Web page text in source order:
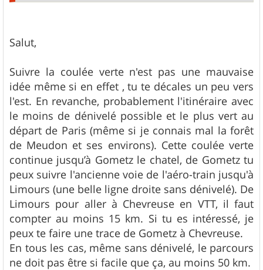
Salut,
Suivre la coulée verte n'est pas une mauvaise
idée même si en effet , tu te décales un peu vers
l'est. En revanche, probablement l'itinéraire avec
le moins de dénivelé possible et le plus vert au
départ de Paris (même si je connais mal la forêt
de Meudon et ses environs). Cette coulée verte
continue jusqu’à Gometz le chatel, de Gometz tu
peux suivre l'ancienne voie de l'aéro-train jusqu'à
Limours (une belle ligne droite sans dénivelé). De
Limours pour aller à Chevreuse en VTT, il faut
compter au moins 15 km. Si tu es intéressé, je
peux te faire une trace de Gometz à Chevreuse.
En tous les cas, même sans dénivelé, le parcours
ne doit pas être si facile que ça, au moins 50 km.